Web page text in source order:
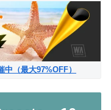
（最大97%OFF）